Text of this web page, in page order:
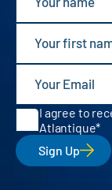
I agree to
Atlantique
Sign Up